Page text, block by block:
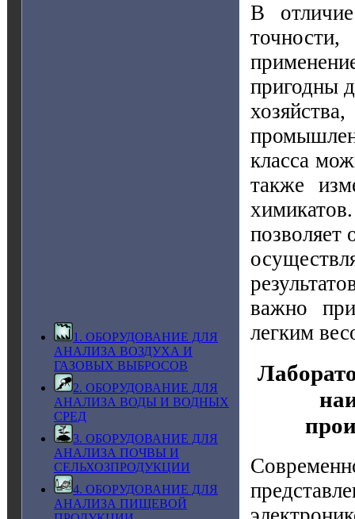
1. ОБОРУДОВАНИЕ ДЛЯ
АНАЛИЗА ВОЗДУХА И
ГАЗОВЫХ ВЫБРОСОВ
2. ОБОРУДОВАНИЕ ДЛЯ
АНАЛИЗА ВОДЫ И ВОДНЫХ
СРЕД
3. ОБОРУДОВАНИЕ ДЛЯ
АНАЛИЗА ПОЧВЫ И
СЕЛЬХОЗПРОДУКЦИИ
4. ОБОРУДОВАНИЕ ДЛЯ
АНАЛИЗА ПИЩЕВОЙ
В
пригодны
класса
также
позволяет
важно
легким